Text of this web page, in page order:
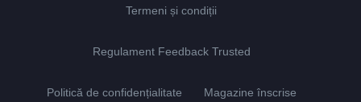
Termeni și condiții
Regulament Feedback Trusted
Politică de confidențialitate Magazine înscrise